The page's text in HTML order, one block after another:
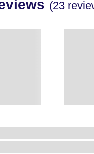
(23